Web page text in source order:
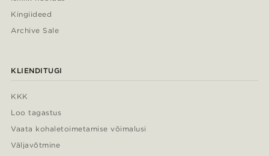
Kingiideed
Archive Sale
KLIENDITUGI
KKK
Loo tagastus
Vaata kohaletoimetamise võimalusi
Väljavõtmine